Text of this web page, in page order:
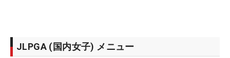
JLPGA (国内女子) メニュー